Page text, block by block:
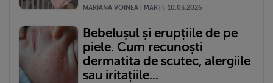
MARIANA VOINEA | MARŢI, 10.03.2026
Bebelușul și erupțiile de pe
piele. Cum recunoști
dermatita de scutec, alergiile
sau iritațiile...